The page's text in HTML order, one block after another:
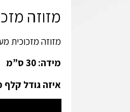
מזוזה
מזוזה מזכוכית
מידה: 30 ס”מ
איזה גודל קלף